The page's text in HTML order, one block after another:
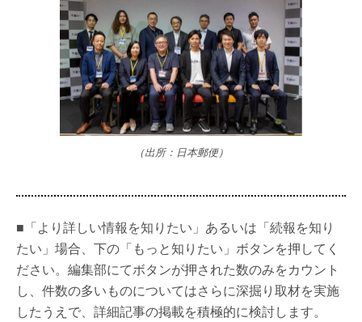
（出所：日本郵便）
■「より詳しい情報を知りたい」あるいは「続報を知り
たい」場合、下の「もっと知りたい」ボタンを押してく
ださい。編集部にてボタンが押された数のみをカウント
し、件数の多いものについてはさらに深掘り取材を実施
したうえで、詳細記事の掲載を積極的に検討します。